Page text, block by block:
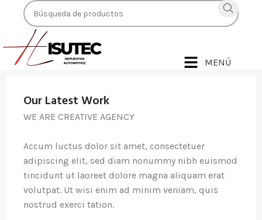
MENÚ
Our Latest Work
WE ARE CREATIVE AGENCY
Accum luctus dolor sit amet, consectetuer
adipiscing elit, sed diam nonummy nibh euismod
tincidunt ut laoreet dolore magna aliquam erat
volutpat. Ut wisi enim ad minim veniam, quis
nostrud exerci tation.